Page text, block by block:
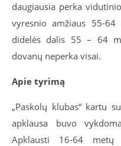
daugiausia perka
vyresnio amžiaus 55-
didelės dalis 55 – 64
dovanų neperka visai.
Apie tyrimą
„Paskolų klubas“ kartu
apklausa buvo
Apklausti 16-64